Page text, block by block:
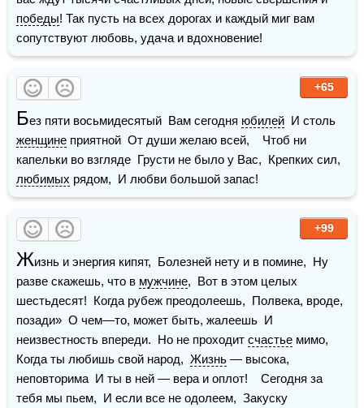
победы! Так пусть на всех дорогах и каждый миг вам
сопутствуют любовь, удача и вдохновение!
+65
Без пяти восьмидесятый  Вам сегодня юбилей
женщине приятной  От души желаю всей,    Чтоб ни
любимых рядом,  И любви большой запас!
+99
Жизнь и энергия кипят,  Болезней нету и в помине,  Ну
разве скажешь, что в мужчине,  Вот в этом целых
шестьдесят!  Когда рубеж преодолеешь,  Полвека, вроде,
позади»  О чем—то, может быть, жалеешь  И
неизвестность впереди.  Но не проходит счастье мимо,
Когда ты любишь свой народ, Жизнь — высока,
неповторима  И ты в ней — вера и оплот!    Сегодня за
тебя мы пьем,  И если все не одолеем,  Закуску